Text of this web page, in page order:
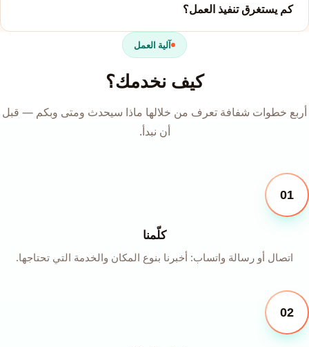
كم يستغرق تنفيذ العمل؟
آلية العمل
كيف نخدمك؟
أربع خطوات شفافة تعرف من خلالها ماذا سيحدث ومتى وبكم — قبل
أن نبدأ.
01
كلّمنا
اتصال أو رسالة واتساب: أخبرنا بنوع المكان والخدمة التي تحتاجها.
02